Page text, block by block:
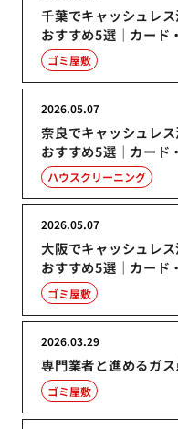
千葉でキャッシュレ
おすすめ5選｜カード
ゴミ屋敷
奈良でキャッシュレ
おすすめ5選｜カード
2026.05.07
ハウスクリーニング
大阪でキャッシュレ
おすすめ5選｜カード
2026.05.07
ゴミ屋敷
専門業者と進めるガ
2026.03.29
ゴミ屋敷